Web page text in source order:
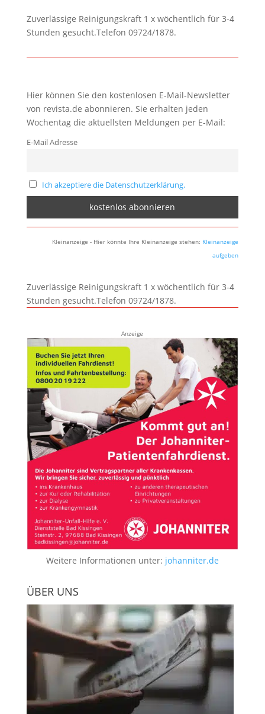
Zuverlässige Reinigungskraft 1 x wöchentlich für 3-4
Stunden gesucht.Telefon 09724/1878.
Hier können Sie den kostenlosen E-Mail-Newsletter
von revista.de abonnieren. Sie erhalten jeden
Wochentag die aktuellsten Meldungen per E-Mail:
E-Mail Adresse
Ich akzeptiere die Datenschutzerklärung.
Kleinanzeige - Hier könnte Ihre Kleinanzeige stehen: Kleinanzeige
aufgeben
Zuverlässige Reinigungskraft 1 x wöchentlich für 3-4
Stunden gesucht.Telefon 09724/1878.
Anzeige
Weitere Informationen unter: johanniter.de
ÜBER UNS